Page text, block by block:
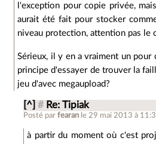
l'exception pour copie privée,
aurait été fait pour stocker
niveau protection, attention pas le
Sérieux, il y en a vraiment un pour
principe d'essayer de trouver la
jeu d'avec megaupload?
[^] # Re: Tipiak
Posté parfearan le 29 mai 2013 à
à partir du moment où c'est